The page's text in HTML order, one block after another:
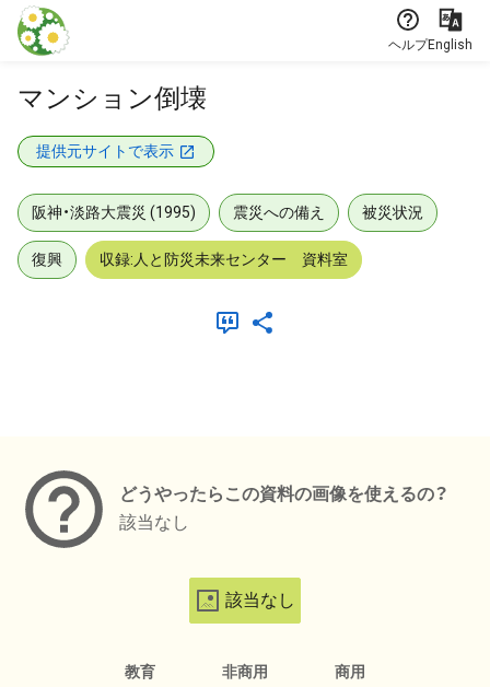
本文に飛ぶ
ヘルプEnglish
マンション倒壊
提供元サイトで表示
阪神・淡路大震災 (1995) 震災への備え 被災状況
復興 収録:人と防災未来センター 資料室
どうやったらこの資料の画像を使えるの？
該当なし
該当なし
教育 非商用 商用